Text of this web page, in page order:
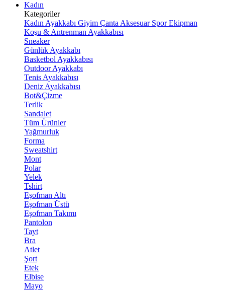
Kadın
Kategoriler
Kadın Ayakkabı Giyim Çanta Aksesuar Spor Ekipman
Koşu & Antrenman Ayakkabısı
Sneaker
Günlük Ayakkabı
Basketbol Ayakkabısı
Outdoor Ayakkabı
Tenis Ayakkabısı
Deniz Ayakkabısı
Bot&Çizme
Terlik
Sandalet
Tüm Ürünler
Yağmurluk
Forma
Sweatshirt
Mont
Polar
Yelek
Tshirt
Eşofman Altı
Eşofman Üstü
Eşofman Takımı
Pantolon
Tayt
Bra
Atlet
Şort
Etek
Elbise
Mayo